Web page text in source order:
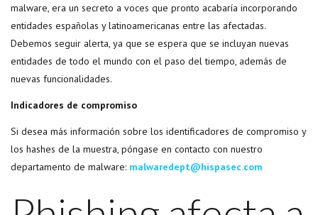
malware, era un secreto a voces que pronto acabaría incorporando
entidades españolas y latinoamericanas entre las afectadas.
Debemos seguir alerta, ya que se espera que se incluyan nuevas
entidades de todo el mundo con el paso del tiempo, además de
nuevas funcionalidades.
Indicadores de compromiso
Si desea más información sobre los identificadores de compromiso y
los hashes de la muestra, póngase en contacto con nuestro
departamento de malware: malwaredept@hispasec.com